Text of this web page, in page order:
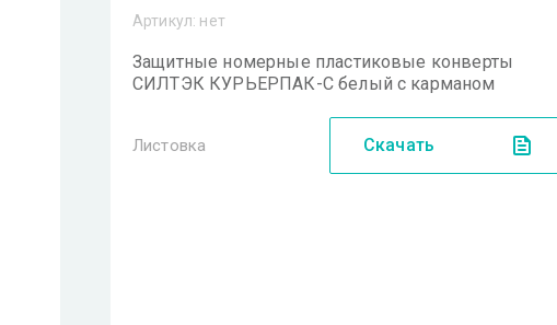
Артикул: нет
Защитные номерные пластиковые конверты
СИЛТЭК КУРЬЕРПАК-С белый с карманом
Листовка Скачать